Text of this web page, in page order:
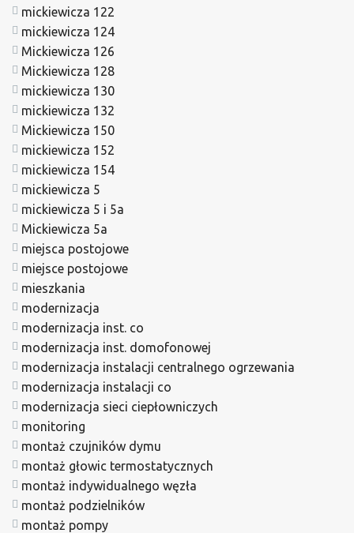
mickiewicza 122
mickiewicza 124
Mickiewicza 126
Mickiewicza 128
mickiewicza 130
mickiewicza 132
Mickiewicza 150
mickiewicza 152
mickiewicza 154
mickiewicza 5
mickiewicza 5 i 5a
Mickiewicza 5a
miejsca postojowe
miejsce postojowe
mieszkania
modernizacja
modernizacja inst. co
modernizacja inst. domofonowej
modernizacja instalacji centralnego ogrzewania
modernizacja instalacji co
modernizacja sieci ciepłowniczych
monitoring
montaż czujników dymu
montaż głowic termostatycznych
montaż indywidualnego węzła
montaż podzielników
montaż pompy